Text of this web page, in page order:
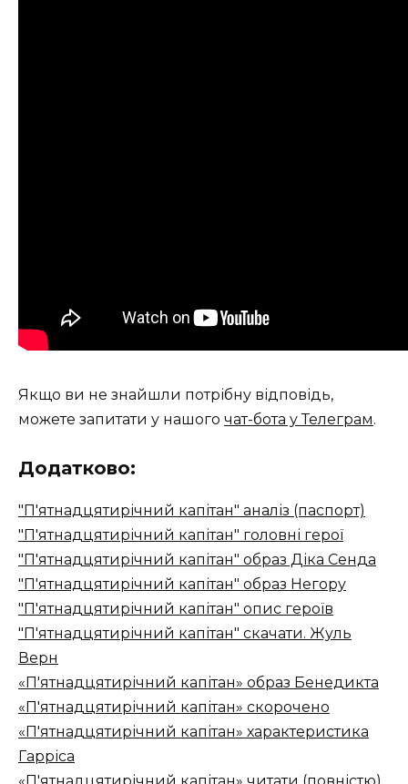
Якщо ви не знайшли потрібну відповідь,
можете запитати у нашого чат-бота у Телеграм.
Додатково:
"П'ятнадцятирічний капітан" аналіз (паспорт)
"П'ятнадцятирічний капітан" головні герої
"П'ятнадцятирічний капітан" образ Діка Сенда
"П'ятнадцятирічний капітан" образ Негору
"П'ятнадцятирічний капітан" опис героїв
"П'ятнадцятирічний капітан" скачати. Жуль
Верн
«П'ятнадцятирічний капітан» образ Бенедикта
«П'ятнадцятирічний капітан» скорочено
«П'ятнадцятирічний капітан» характеристика
Гарріса